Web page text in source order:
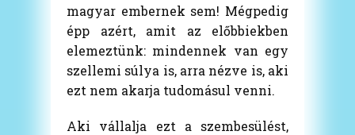
magyar embernek sem! Mégpedig
épp azért, amit az előbbiekben
elemeztünk: mindennek van egy
szellemi súlya is, arra nézve is, aki
ezt nem akarja tudomásul venni.
Aki vállalja ezt a szembesülést,